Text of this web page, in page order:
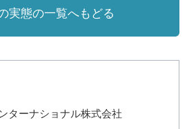
実態の一覧へもどる
ターナショナル株式会社